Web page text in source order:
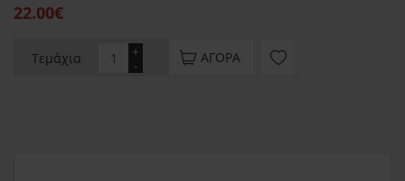
22.00€
Τεμάχια -
+ ΑΓΟΡΆ